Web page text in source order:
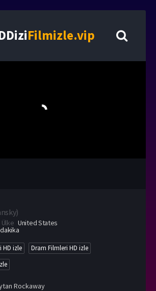
Filmizle.vip
)
Ülke United States
HD izle
Dram Filmleri HD izle
Rockaway